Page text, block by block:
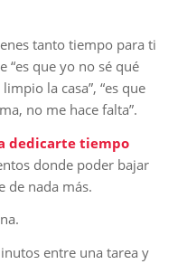
tanto tiempo para ti
“es que yo no sé qué
la casa”, “es que
no me hace falta”.
dedicarte tiempo
donde poder bajar
de nada más.
entre una tarea y